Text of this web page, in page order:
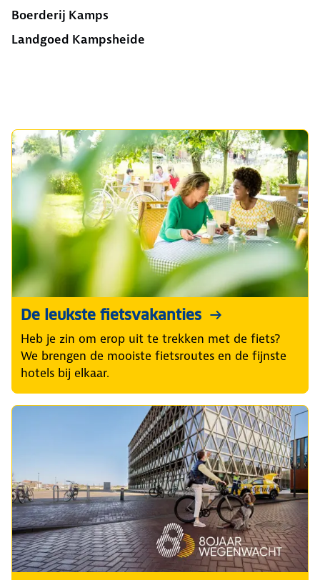
Boerderij Kamps
Landgoed Kampsheide
De leukste fietsvakanties
Heb je zin om erop uit te trekken met de fiets?
We brengen de mooiste fietsroutes en de fijnste
hotels bij elkaar.